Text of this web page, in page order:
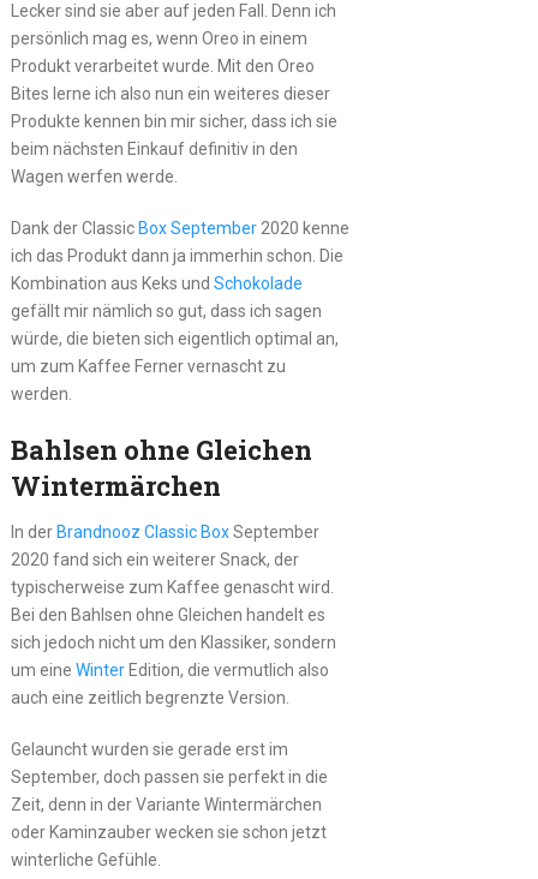
Lecker sind sie aber auf jeden Fall. Denn ich
persönlich mag es, wenn Oreo in einem
Produkt verarbeitet wurde. Mit den Oreo
Bites lerne ich also nun ein weiteres dieser
Produkte kennen bin mir sicher, dass ich sie
beim nächsten Einkauf definitiv in den
Wagen werfen werde.
Dank der Classic Box September2020 kenne
ich das Produkt dann ja immerhin schon. Die
Kombination aus Keks und Schokolade
gefällt mir nämlich so gut, dass ich sagen
würde, die bieten sich eigentlich optimal an,
um zum Kaffee Ferner vernascht zu
werden.
Bahlsen ohne Gleichen
Wintermärchen
In der Brandnooz Classic BoxSeptember
2020 fand sich ein weiterer Snack, der
typischerweise zum Kaffee genascht wird.
Bei den Bahlsen ohne Gleichen handelt es
sich jedoch nicht um den Klassiker, sondern
um eine WinterEdition, die vermutlich also
auch eine zeitlich begrenzte Version.
Gelauncht wurden sie gerade erst im
September, doch passen sie perfekt in die
Zeit, denn in der Variante Wintermärchen
oder Kaminzauber wecken sie schon jetzt
winterliche Gefühle.